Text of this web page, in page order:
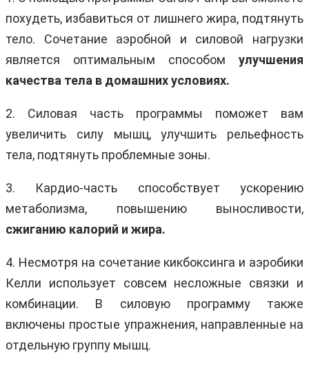
похудеть, избавиться от лишнего жира, подтянуть
тело. Сочетание аэробной и силовой нагрузки
является оптимальным способом улучшения
качества тела в домашних условиях.
2. Силовая часть программы поможет вам
увеличить силу мышц, улучшить рельефность
тела, подтянуть проблемные зоны.
3. Кардио-часть способствует ускорению
метаболизма, повышению выносливости,
сжиганию калорий и жира.
4. Несмотря на сочетание кикбоксинга и аэробики
Келли использует совсем несложные связки и
комбинации. В силовую программу также
включены простые упражнения, направленные на
отдельную группу мышц.